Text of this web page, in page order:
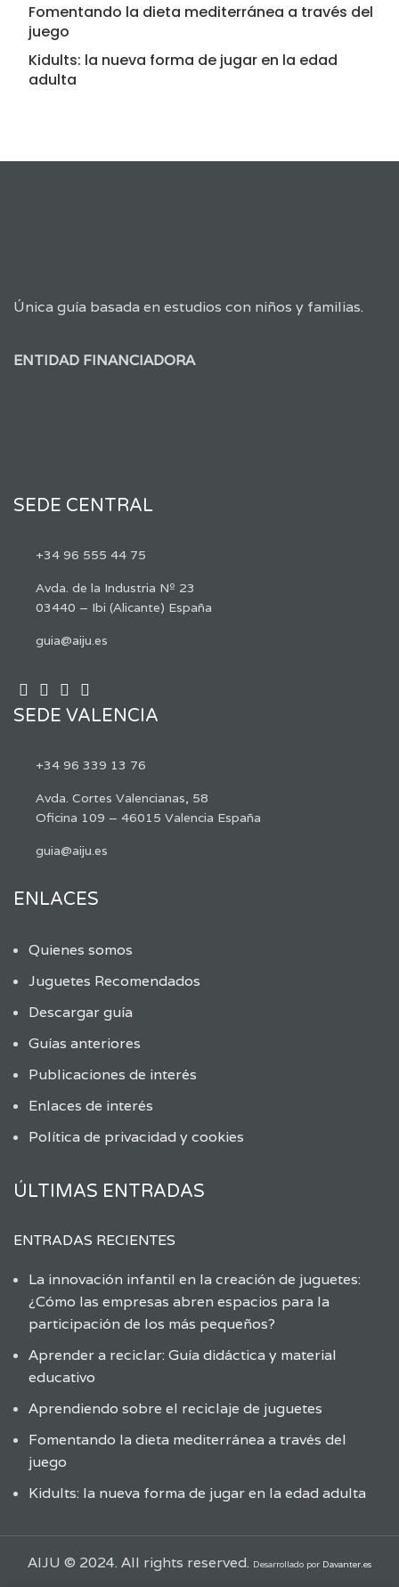
Fomentando la dieta mediterránea a través del
juego
Kidults: la nueva forma de jugar en la edad
adulta
Única guía basada en estudios con niños y familias.
ENTIDAD FINANCIADORA
SEDE CENTRAL
+34 96 555 44 75
Avda. de la Industria Nº 23
03440 – Ibi (Alicante) España
guia@aiju.es
SEDE VALENCIA
+34 96 339 13 76
Avda. Cortes Valencianas, 58
Oficina 109 – 46015 Valencia España
guia@aiju.es
ENLACES
Quienes somos
Juguetes Recomendados
Descargar guía
Guías anteriores
Publicaciones de interés
Enlaces de interés
Política de privacidad y cookies
ÚLTIMAS ENTRADAS
ENTRADAS RECIENTES
La innovación infantil en la creación de juguetes:
¿Cómo las empresas abren espacios para la
participación de los más pequeños?
Aprender a reciclar: Guía didáctica y material
educativo
Aprendiendo sobre el reciclaje de juguetes
Fomentando la dieta mediterránea a través del
juego
Kidults: la nueva forma de jugar en la edad adulta
AIJU © 2024. All rights reserved. Desarrollado por Davanter.es